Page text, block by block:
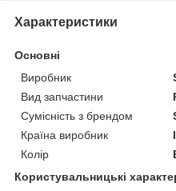
Характеристики
Основні
Виробник
Вид запчастини
Сумісність з брендом
Країна виробник
Колір
Користувальницькі